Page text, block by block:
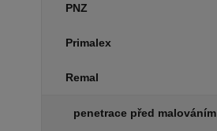
PNZ
Primalex
Remal
penetrace před malováním